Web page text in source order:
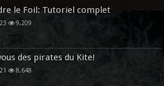
le Foil: Tutoriel complet
9,209
des pirates du Kite!
8,648